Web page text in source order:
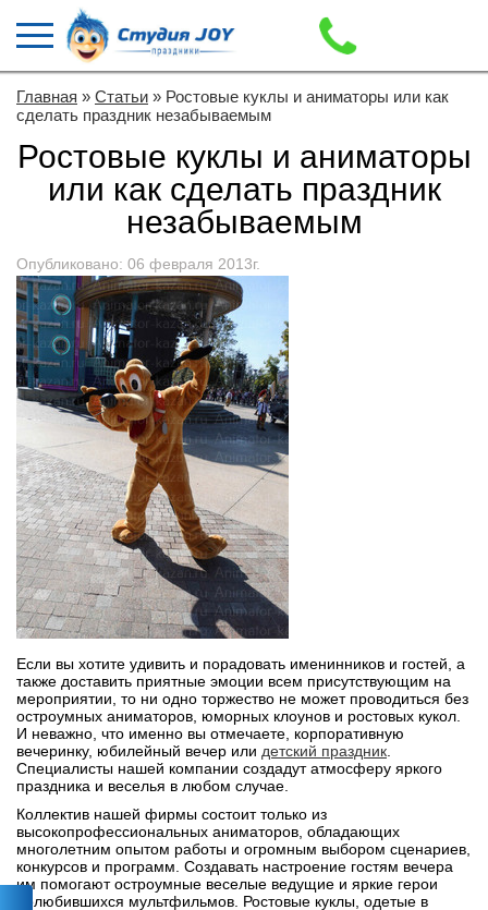
Главная » Статьи » Ростовые куклы и аниматоры или как
сделать праздник незабываемым
Ростовые куклы и аниматоры
или как сделать праздник
незабываемым
Опубликовано: 06 февраля 2013г.
Если вы хотите удивить и порадовать именинников и гостей, а
также доставить приятные эмоции всем присутствующим на
мероприятии, то ни одно торжество не может проводиться без
остроумных аниматоров, юморных клоунов и ростовых кукол.
И неважно, что именно вы отмечаете, корпоративную
вечеринку, юбилейный вечер или детский праздник
Специалисты нашей компании создадут атмосферу яркого
праздника и веселья в любом случае.
Коллектив нашей фирмы состоит только из
высокопрофессиональных аниматоров, обладающих
многолетним опытом работы и огромным выбором сценариев,
конкурсов и программ. Создавать настроение гостям вечера
им помогают остроумные веселые ведущие и яркие герои
полюбившихся мультфильмов. Ростовые куклы, одетые в